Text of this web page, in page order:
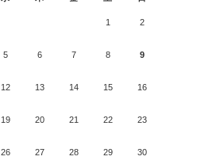
1 2
5 6 7 8 9
12 13 14 15 16
19 20 21 22 23
26 27 28 29 30